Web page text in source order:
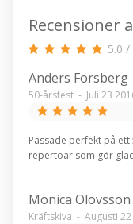
Recensioner
5.0 /
Anders Forsberg
50-årsfest - Juli 23
Passade perfekt på
repertoar som gör
Monica Olovsson
Kräftskiva - Augusti